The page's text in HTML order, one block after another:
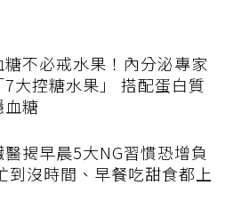
糖不必戒水果！內分泌專家
7大控糖水果」 搭配蛋白質
血糖
醫揭早晨5大NG習慣恐增負
到沒時間、早餐吃甜食都上